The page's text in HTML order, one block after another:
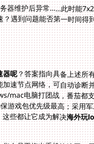
器维护后异常……此时能
遇到问题能否第一时间得
器呢？答案指向具备上述所
速节点网络，可自动诊断
mac电脑打团战，番茄
确保游戏包优先级最高；采
些都让它成为解决海外玩